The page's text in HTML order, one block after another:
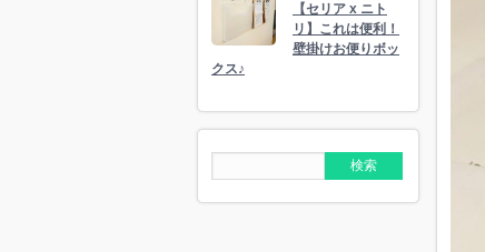
【セリア x ニト
リ】これは便利！
壁掛けお便りボッ
クス♪